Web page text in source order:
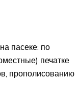
пасеке: по
печатке
прополисованию